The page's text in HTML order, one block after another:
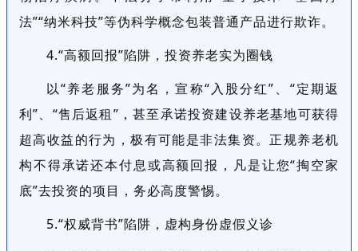
法”“纳米科技”等伪科学概念包装普通产品进行欺诈。
4.“高额回报”陷阱，投资养老实为圈钱
以“养老服务”为名，宣称“入股分红”、“定期返
利”、“售后返租”，甚至承诺投资建设养老基地可获得
超高收益的行为，极有可能是非法集资。正规养老机
构不得承诺还本付息或高额回报，凡是让您“掏空家
底”去投资的项目，务必高度警惕。
5.“权威背书”陷阱，虚构身份虚假义诊